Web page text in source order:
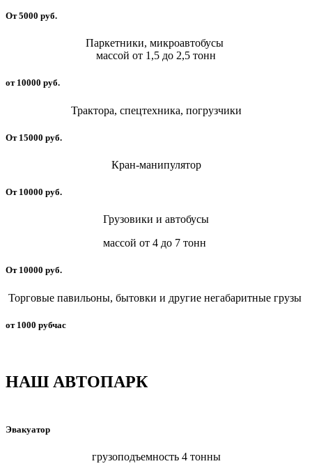
От 5000 руб.
Паркетники, микроавтобусы
массой от 1,5 до 2,5 тонн
от 10000 руб.
Трактора, спецтехника, погрузчики
От 15000 руб.
Кран-манипулятор
От 10000 руб.
Грузовики и автобусы
массой от 4 до 7 тонн
От 10000 руб.
Торговые павильоны, бытовки и другие негабаритные грузы
от 1000 рубчас
НАШ АВТОПАРК
Эвакуатор
грузоподъемность 4 тонны